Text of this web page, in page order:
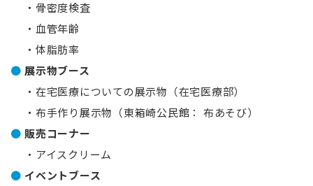
・骨密度検査
・血管年齢
・体脂肪率
展示物ブース
・在宅医療についての展示物（在宅医療部）
・布手作り展示物（東箱崎公民館： 布あそび）
販売コーナー
・アイスクリーム
イベントブース